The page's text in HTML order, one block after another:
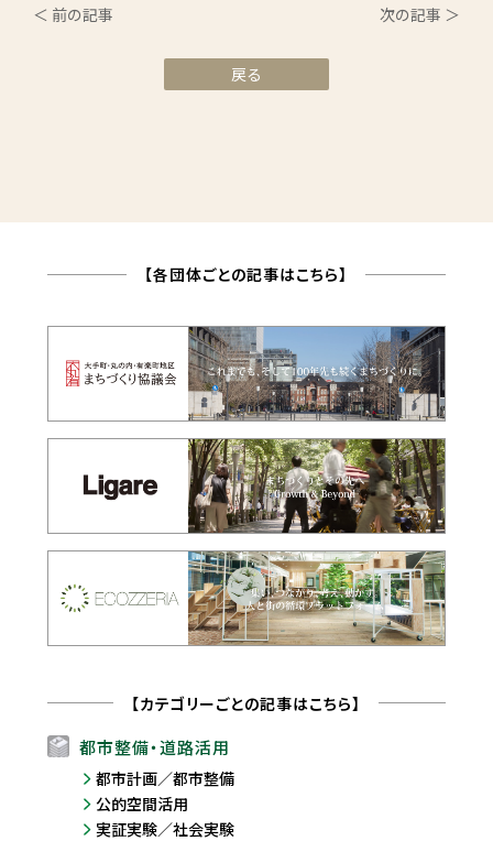
＜ 前の記事 次の記事 ＞
戻る
【各団体ごとの記事はこちら】
【カテゴリーごとの記事はこちら】
都市整備・道路活用
都市計画／都市整備
公的空間活用
実証実験／社会実験